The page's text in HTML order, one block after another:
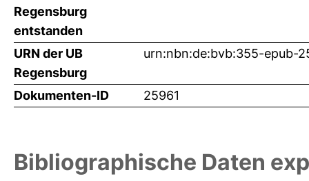
Regensburg
entstanden
URN der UB
Regensburg
urn:nbn:de:bvb:355-epub-
Dokumenten-ID 25961
Bibliographische Daten